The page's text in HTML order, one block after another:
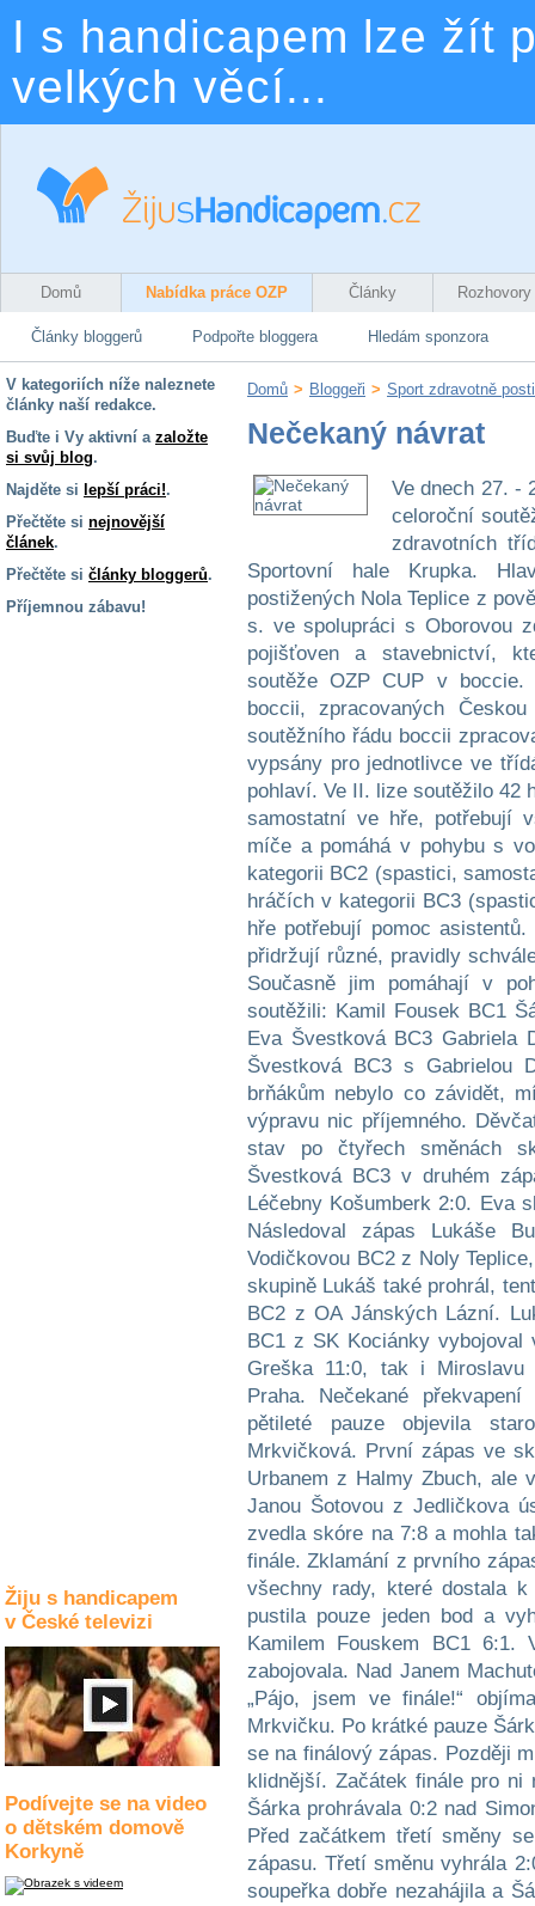
I s handicapem lze žít
velkých věcí...
Domů Nabídka práce OZP Články Rozhovory
Články bloggerů Podpořte bloggera Hledám sponzora
V kategoriích níže naleznete
články naší redakce.
Buďte i Vy aktivní a založte
si svůj blog.
Najděte si lepší práci!.
Přečtěte si nejnovější
článek.
Přečtěte si články bloggerů.
Příjemnou zábavu!
Žiju s handicapem
v České televizi
Podívejte se na video
o dětském domově
Korkyně
Domů > Bloggeři > Sport zdravotně
Nečekaný návrat
Ve dnech 27. -
celoroční
zdravotních
Sportovní hale Krupka.
postižených Nola Teplice z
s. ve spolupráci s Oborovou
pojišťoven a stavebnictví,
soutěže OZP CUP v boccie.
boccii, zpracovaných
soutěžního řádu boccii
vypsány pro jednotlivce ve
pohlaví. Ve II. lize soutěžilo 42
samostatní ve hře, potřebují
míče a pomáhá v pohybu s
kategorii BC2 (spastici,
hráčích v kategorii BC3
hře potřebují pomoc
přidržují různé, pravidly
Současně jim pomáhají v
soutěžili: Kamil Fousek BC1
Eva Švestková BC3 Gabriela
Švestková BC3 s Gabrielou
brňákům nebylo co závidět,
výpravu nic příjemného.
stav po čtyřech směnách
Švestková BC3 v druhém
Léčebny Košumberk 2:0. Eva
Následoval zápas Lukáše
Vodičkovou BC2 z Noly
skupině Lukáš také prohrál,
BC2 z OA Jánských Lázní.
BC1 z SK Kociánky
Greška 11:0, tak i
Praha. Nečekané
pětileté pauze objevila
Mrkvičková. První zápas ve
Urbanem z Halmy Zbuch, ale
Janou Šotovou z Jedličkova
zvedla skóre na 7:8 a mohla
finále. Zklamání z prvního
všechny rady, které dostala
pustila pouze jeden bod a
Kamilem Fouskem BC1 6:1.
zabojovala. Nad Janem
„Pájo, jsem ve finále!“
Mrkvičku. Po krátké pauze
se na finálový zápas. Později
klidnější. Začátek finále pro ni
Šárka prohrávala 0:2 nad
Před začátkem třetí směny
zápasu. Třetí směnu vyhrála
soupeřka dobře nezahájila a